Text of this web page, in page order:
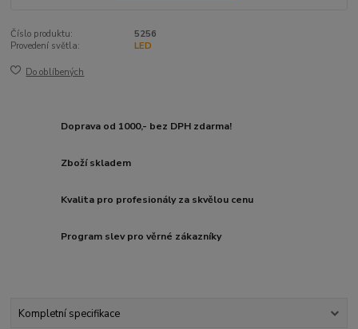
Číslo produktu:
5256
Provedení světla:
LED
Do oblíbených
Doprava od 1000,- bez DPH zdarma!
Zboží skladem
Kvalita pro profesionály za skvělou cenu
Program slev pro věrné zákazníky
Kompletní specifikace